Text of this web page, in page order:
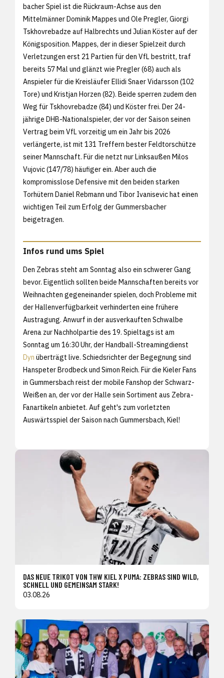
bacher Spiel ist die Rückraum-Achse aus den
Mittelmänner Dominik Mappes und Ole Pregler, Giorgi
Tskhovrebadze auf Halbrechts und Julian Köster auf der
Königsposition. Mappes, der in dieser Spielzeit durch
Verletzungen erst 21 Partien für den VfL bestritt, traf
bereits 57 Mal und glänzt wie Pregler (68) auch als
Anspieler für die Kreisläufer Ellidi Snaer Vidarsson (102
Tore) und Kristjan Horzen (82). Beide sperren zudem den
Weg für Tskhovrebadze (84) und Köster frei. Der 24-
jährige DHB-Nationalspieler, der vor der Saison seinen
Vertrag beim VfL vorzeitig um ein Jahr bis 2026
verlängerte, ist mit 131 Treffern bester Feldtorschütze
seiner Mannschaft. Für die netzt nur Linksaußen Milos
Vujovic (147/78) häufiger ein. Aber auch die
kompromisslose Defensive mit den beiden starken
Torhütern Daniel Rebmann und Tibor Ivanisevic hat einen
wichtigen Teil zum Erfolg der Gummersbacher
beigetragen.
Infos rund ums Spiel
Den Zebras steht am Sonntag also ein schwerer Gang
bevor. Eigentlich sollten beide Mannschaften bereits vor
Weihnachten gegeneinander spielen, doch Probleme mit
der Hallenverfügbarkeit verhinderten eine frühere
Austragung. Anwurf in der ausverkauften Schwalbe
Arena zur Nachholpartie des 19. Spieltags ist am
Sonntag um 16:30 Uhr, der Handball-Streamingdienst
Dyn überträgt live. Schiedsrichter der Begegnung sind
Hanspeter Brodbeck und Simon Reich. Für die Kieler Fans
in Gummersbach reist der mobile Fanshop der Schwarz-
Weißen an, der vor der Halle sein Sortiment aus Zebra-
Fanartikeln anbietet. Auf geht's zum vorletzten
Auswärtsspiel der Saison nach Gummersbach, Kiel!
DAS NEUE TRIKOT VON THW KIEL X PUMA: ZEBRAS SIND WILD,
SCHNELL UND GEMEINSAM STARK!
03.08.26